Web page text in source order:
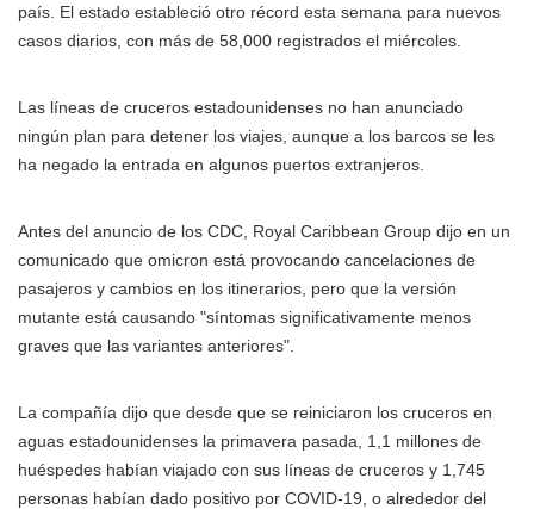
país. El estado estableció otro récord esta semana para nuevos
casos diarios, con más de 58,000 registrados el miércoles.
Las líneas de cruceros estadounidenses no han anunciado
ningún plan para detener los viajes, aunque a los barcos se les
ha negado la entrada en algunos puertos extranjeros.
Antes del anuncio de los CDC, Royal Caribbean Group dijo en un
comunicado que omicron está provocando cancelaciones de
pasajeros y cambios en los itinerarios, pero que la versión
mutante está causando "síntomas significativamente menos
graves que las variantes anteriores".
La compañía dijo que desde que se reiniciaron los cruceros en
aguas estadounidenses la primavera pasada, 1,1 millones de
huéspedes habían viajado con sus líneas de cruceros y 1,745
personas habían dado positivo por COVID-19, o alrededor del